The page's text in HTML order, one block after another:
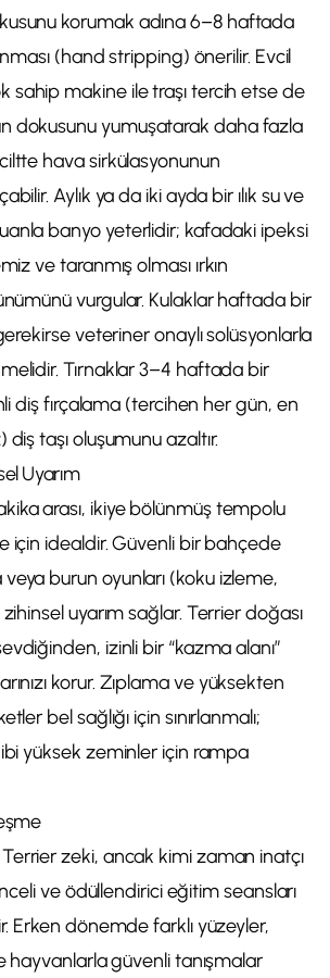
korumak adına 6–8 haftada
(hand stripping) önerilir. Evcil
sahip makine ile traşı tercih etse de
dokusunu yumuşatarak daha fazla
hava sirkülasyonunun
Aylık ya da iki ayda bir ılık su ve
banyo yeterlidir; kafadaki ipeksi
ve taranmış olması ırkın
vurgular. Kulaklar haftada bir
veteriner onaylı solüsyonlarla
Tırnaklar 3–4 haftada bir
diş fırçalama (tercihen her gün, en
taşı oluşumunu azaltır.
Uyarım
arası, ikiye bölünmüş tempolu
için idealdir. Güvenli bir bahçede
burun oyunları (koku izleme,
uyarım sağlar. Terrier doğası
izinli bir “kazma alanı”
korur. Zıplama ve yüksekten
bel sağlığı için sınırlanmalı;
yüksek zeminler için rampa
zeki, ancak kimi zaman inatçı
ve ödüllendirici eğitim seansları
Erken dönemde farklı yüzeyler,
hayvanlarla güvenli tanışmalar